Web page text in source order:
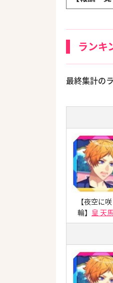
ランキ
最終集計の
【夜空に
輪】 皇 天馬